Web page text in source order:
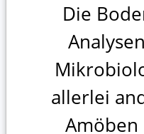
Die
allerlei